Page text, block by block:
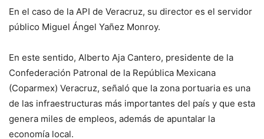
En el caso de la API de Veracruz, su director es el servidor
público Miguel Ángel Yañez Monroy.
En este sentido, Alberto Aja Cantero, presidente de la
Confederación Patronal de la República Mexicana
(Coparmex) Veracruz, señaló que la zona portuaria es una
de las infraestructuras más importantes del país y que esta
genera miles de empleos, además de apuntalar la
economía local.